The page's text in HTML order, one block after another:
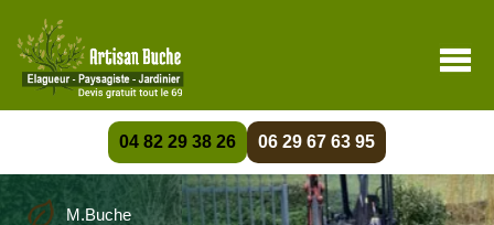
04 82 29 38 26 06 29 67 63 95
M.Buche